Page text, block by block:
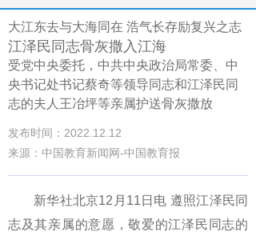
大江东去与大海同在 浩气长存励复兴之志
江泽民同志骨灰撒入江海
受党中央委托，中共中央政治局常委、中
央书记处书记蔡奇等领导同志和江泽民同
志的夫人王冶坪等亲属护送骨灰撒放
发布时间：2022.12.12
来源：中国教育新闻网-中国教育报
新华社北京12月11日电 遵照江泽民同
志及其亲属的意愿，敬爱的江泽民同志的